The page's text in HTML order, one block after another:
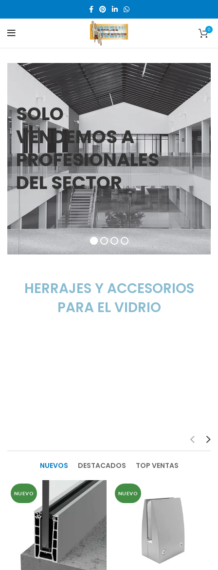
0
SOLO
VENDEMOS A
PROFESIONALES
DEL SECTOR
HERRAJES Y ACCESORIOS
PARA EL VIDRIO
NUEVOS DESTACADOS TOP VENTAS
NUEVO NUEVO